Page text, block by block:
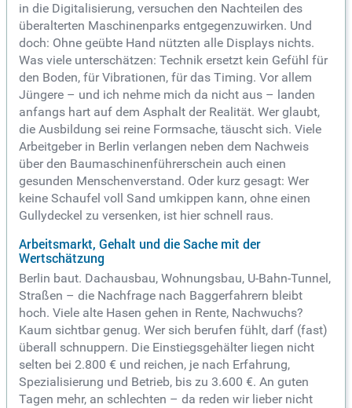
in die Digitalisierung, versuchen den Nachteilen des
überalterten Maschinenparks entgegenzuwirken. Und
doch: Ohne geübte Hand nützten alle Displays nichts.
Was viele unterschätzen: Technik ersetzt kein Gefühl für
den Boden, für Vibrationen, für das Timing. Vor allem
Jüngere – und ich nehme mich da nicht aus – landen
anfangs hart auf dem Asphalt der Realität. Wer glaubt,
die Ausbildung sei reine Formsache, täuscht sich. Viele
Arbeitgeber in Berlin verlangen neben dem Nachweis
über den Baumaschinenführerschein auch einen
gesunden Menschenverstand. Oder kurz gesagt: Wer
keine Schaufel voll Sand umkippen kann, ohne einen
Gullydeckel zu versenken, ist hier schnell raus.
Arbeitsmarkt, Gehalt und die Sache mit der
Wertschätzung
Berlin baut. Dachausbau, Wohnungsbau, U-Bahn-Tunnel,
Straßen – die Nachfrage nach Baggerfahrern bleibt
hoch. Viele alte Hasen gehen in Rente, Nachwuchs?
Kaum sichtbar genug. Wer sich berufen fühlt, darf (fast)
überall schnuppern. Die Einstiegsgehälter liegen nicht
selten bei 2.800 € und reichen, je nach Erfahrung,
Spezialisierung und Betrieb, bis zu 3.600 €. An guten
Tagen mehr, an schlechten – da reden wir lieber nicht